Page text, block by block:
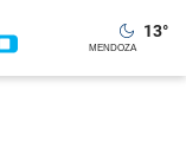
13°